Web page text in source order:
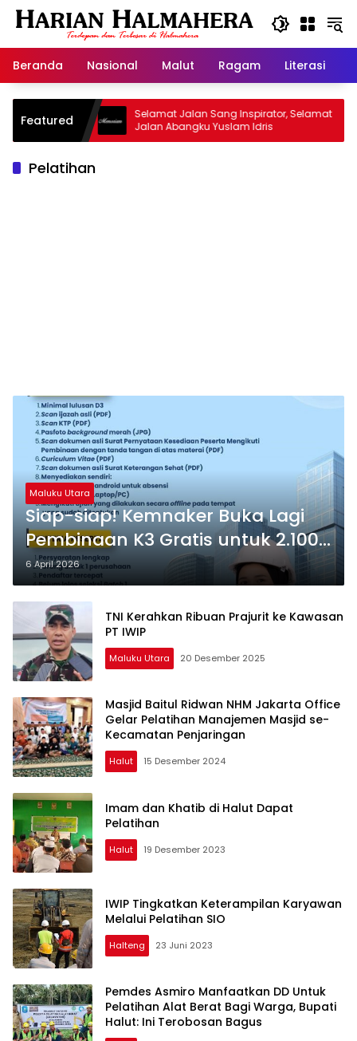
Langsung
Beranda
Nasional Malut Ragam Literasi
Featured
Selamat Jalan Sang Inspirator, Selamat
Jalan Abangku Yuslam Idris
Pelatihan
Maluku Utara
Siap-siap! Kemnaker Buka Lagi
Pembinaan K3 Gratis untuk 2.100
Peserta
6 April 2026
TNI Kerahkan Ribuan Prajurit ke Kawasan
PT IWIP
Maluku Utara 20 Desember 2025
Masjid Baitul Ridwan NHM Jakarta Office
Gelar Pelatihan Manajemen Masjid se-
Kecamatan Penjaringan
Halut 15 Desember 2024
Imam dan Khatib di Halut Dapat
Pelatihan
Halut 19 Desember 2023
IWIP Tingkatkan Keterampilan Karyawan
Melalui Pelatihan SIO
Halteng 23 Juni 2023
Pemdes Asmiro Manfaatkan DD Untuk
Pelatihan Alat Berat Bagi Warga, Bupati
Halut: Ini Terobosan Bagus